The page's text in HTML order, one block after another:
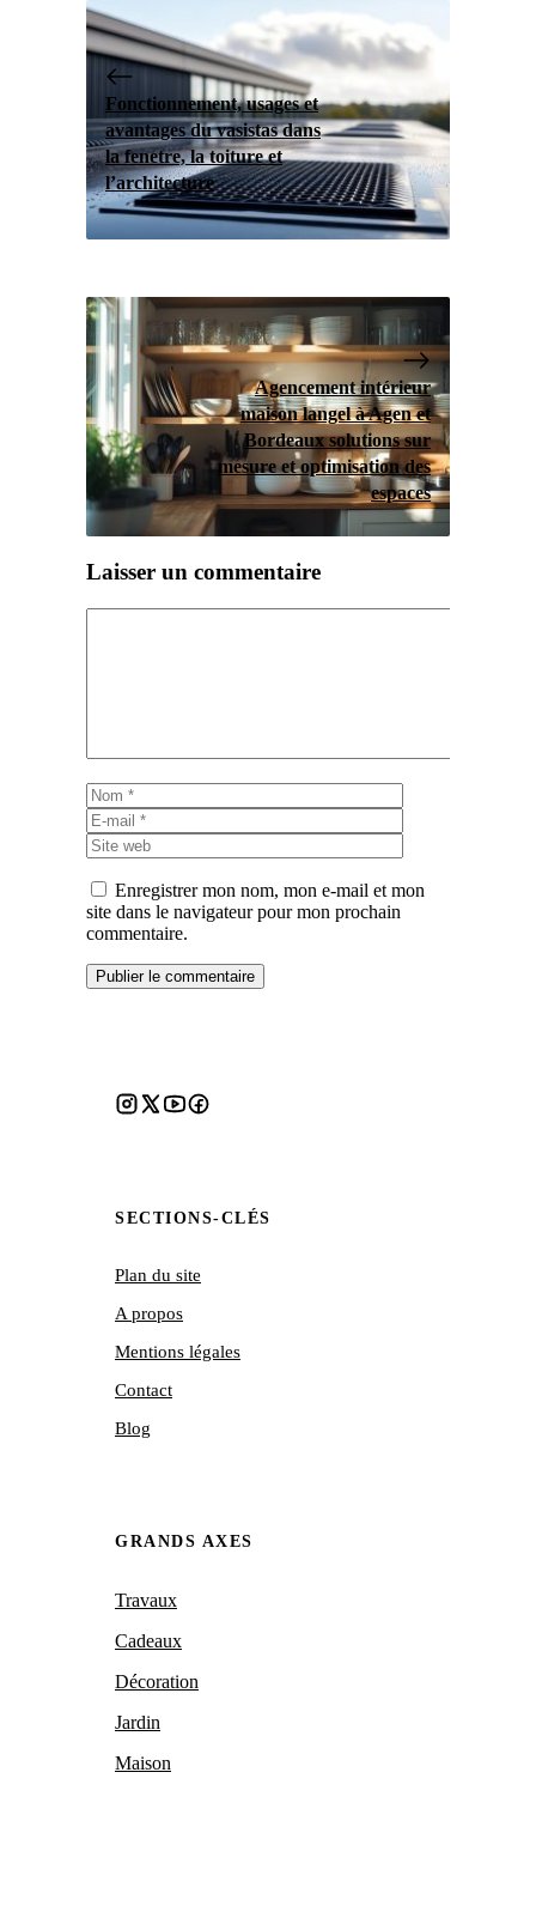
Fonctionnement, usages et
avantages du vasistas dans
la fenetre, la toiture et
l’architecture
Agencement intérieur
maison langel à Agen et
Bordeaux solutions sur
mesure et optimisation des
espaces
Laisser un commentaire
Nom
mail
web
Enregistrer mon nom, mon e-mail et mon
site dans le navigateur pour mon prochain
commentaire.
SECTIONS-CLÉS
Plan du site
A propos
Mentions légales
Contact
Blog
GRANDS AXES
Travaux
Cadeaux
Décoration
Jardin
Maison